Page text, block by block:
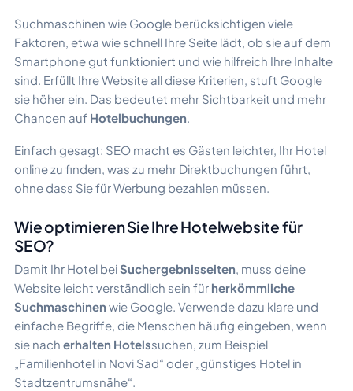
Suchmaschinen wie Google berücksichtigen viele
Faktoren, etwa wie schnell Ihre Seite lädt, ob sie auf dem
Smartphone gut funktioniert und wie hilfreich Ihre Inhalte
sind. Erfüllt Ihre Website all diese Kriterien, stuft Google
sie höher ein. Das bedeutet mehr Sichtbarkeit und mehr
Chancen auf Hotelbuchungen.
Einfach gesagt: SEO macht es Gästen leichter, Ihr Hotel
online zu finden, was zu mehr Direktbuchungen führt,
ohne dass Sie für Werbung bezahlen müssen.
Wie optimieren Sie Ihre Hotelwebsite für
SEO?
Damit Ihr Hotel beiSuchergebnisseiten , muss deine
Website leicht verständlich sein für herkömmliche
Suchmaschinen wie Google. Verwende dazu klare und
einfache Begriffe, die Menschen häufig eingeben, wenn
sie nach erhalten Hotelssuchen, zum Beispiel
„Familienhotel in Novi Sad“ oder „günstiges Hotel in
Stadtzentrumsnähe“.